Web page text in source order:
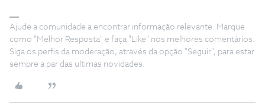
Ajude a comunidade a encontrar informação relevante. Marque
como "Melhor Resposta" e faça "Like" nos melhores comentários.
Siga os perfis da moderação, através da opção "Seguir", para estar
sempre a par das ultimas novidades.